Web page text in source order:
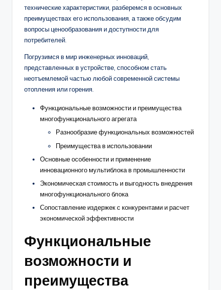
технические характеристики, разберемся в основных
преимуществах его использования, а также обсудим
вопросы ценообразования и доступности для
потребителей.
Погрузимся в мир инженерных инноваций,
представленных в устройстве, способном стать
неотъемлемой частью любой современной системы
отопления или горения.
Функциональные возможности и преимущества
многофункционального агрегата
Разнообразие функциональных возможностей
Преимущества в использовании
Основные особенности и применение
инновационного мультиблока в промышленности
Экономическая стоимость и выгодность внедрения
многофункционального блока
Сопоставление издержек с конкурентами и расчет
экономической эффективности
Функциональные
возможности и
преимущества